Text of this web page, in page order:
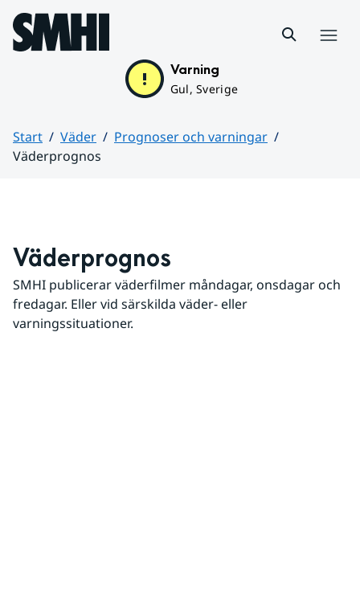
Hoppa till sidans innehåll
Varning
Gul, Sverige
Start Väder
Prognoser och varningar
Väderprognos
Väderprognos
SMHI publicerar väderfilmer måndagar, onsdagar och
fredagar. Eller vid särskilda väder- eller
varningssituationer.